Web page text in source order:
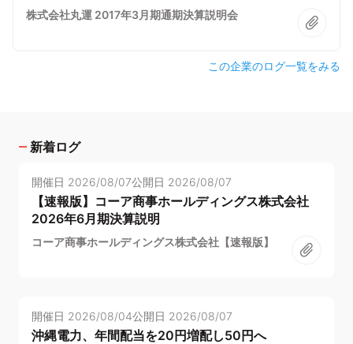
株式会社丸運 2017年3月期通期決算説明会
この企業のログ一覧をみる
新着ログ
開催日 2026/08/07公開日 2026/08/07
【速報版】コーア商事ホールディングス株式会社
2026年6月期決算説明
コーア商事ホールディングス株式会社【速報版】
開催日 2026/08/04公開日 2026/08/07
沖縄電力、年間配当を20円増配し50円へ